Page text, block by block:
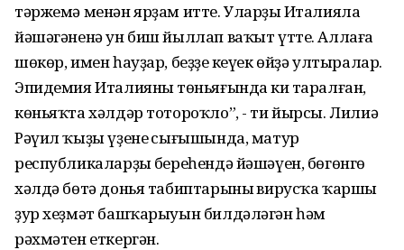
тәржемә менән ярҙам итте. Уларҙың Италияла
йәшәгәненә ун биш йыллап ваҡыт үтте. Аллаға
шөкөр, имен һауҙар, беҙҙең кеүек өйҙә ултыралар.
Эпидемия Италияның төньяғында киң таралған,
көньяҡта хәлдәр тотороҡло”, - ти йырсы. Лилиә
Рәүил ҡыҙы үҙенең сығышында, матур
республикаларҙың береһендә йәшәүен, бөгөнгө
хәлдә бөтә донья табиптарының вирусҡа ҡаршы
ҙур хеҙмәт башҡарыуын билдәләгән һәм
рәхмәтен еткергән.